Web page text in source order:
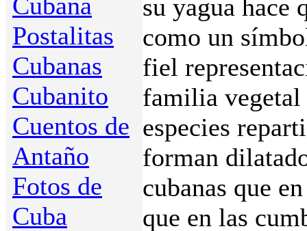
Postalitas
Cubanas
Cubanito
Cuentos de
Antaño
Fotos de
Cuba
su yagua hace
como un
fiel
familia vegetal
especies
forman
cubanas que
que en las